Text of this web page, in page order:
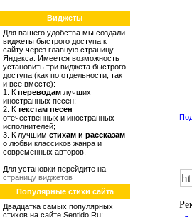
Виджеты
Для вашего удобства мы создали
виджеты быстрого доступа к
сайту через главную страницу
Яндекса. Имеется возможность
установить три виджета быстрого
доступа (как по отдельности, так
и все вместе):
1. К переводам лучших
иностранных песен;
2. К текстам песен
отечественных и иностранных
исполнителей;
3. К лучшим стихам и рассказам
о любви классиков жанра и
современных авторов.
Для установки перейдите на
страницу виджетов
Популярные стихи сайта
Двадцатка самых популярных
стихов на сайте Sentido.Ru: